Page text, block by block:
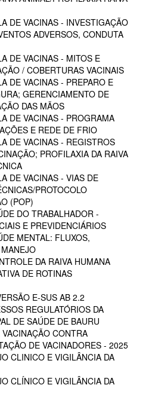
DE VACINAS - INVESTIGAÇÃO
ADVERSOS, CONDUTA
DE VACINAS - MITOS E
/ COBERTURAS VACINAIS
DE VACINAS - PREPARO E
GERENCIAMENTO DE
DAS MÃOS
DE VACINAS - PROGRAMA
E REDE DE FRIO
DE VACINAS - REGISTROS
PROFILAXIA DA RAIVA
DE VACINAS - VIAS DE
PROTOCOLO
(POP)
DO TRABALHADOR -
E PREVIDENCIÁRIOS
MENTAL: FLUXOS,
DA RAIVA HUMANA
DE ROTINAS
E-SUS AB 2.2
REGULATÓRIOS DA
DE SAÚDE DE BAURU
CONTRA
DE VACINADORES - 2025
CLINICO E VIGILÂNCIA DA
CLÍNICO E VIGILÂNCIA DA